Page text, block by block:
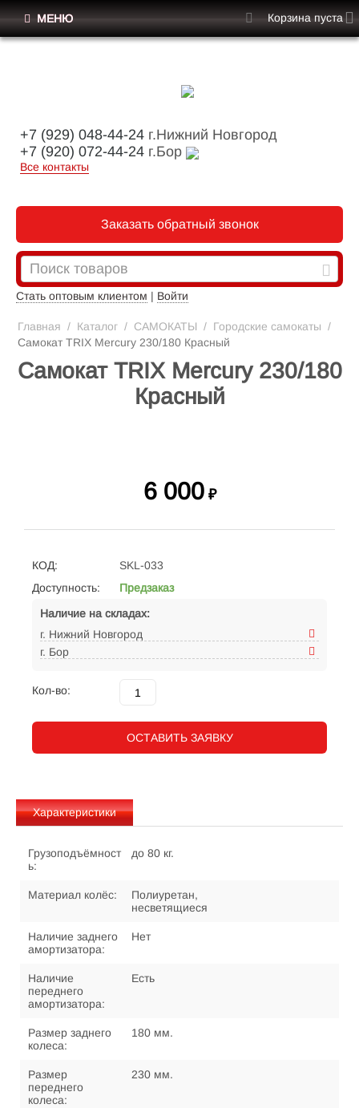
+7 (929) 048-44-24 г.Нижний Новгород
+7 (920) 072-44-24 г.Бор
Все контакты
Заказать обратный звонок
Стать оптовым клиентом | Войти
МЕНЮ Корзина пуста
Главная / Каталог / САМОКАТЫ / Городские самокаты /
Самокат TRIX Mercury 230/180 Красный
Самокат TRIX Mercury 230/180
Красный
6 000 ₽
КОД:
SKL-033
Доступность:
Предзаказ
Наличие на складах:
г. Нижний Новгород
г. Бор
Кол-во:
ОСТАВИТЬ ЗАЯВКУ
Характеристики
Грузоподъёмност
ь:
до 80 кг.
Материал колёс:
Полиуретан,
несветящиеся
Наличие заднего
амортизатора:
Нет
Наличие
переднего
амортизатора:
Есть
Размер заднего
колеса:
180 мм.
Размер
переднего
колеса:
230 мм.